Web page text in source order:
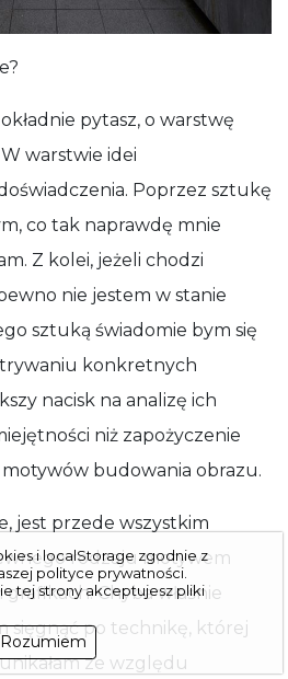
pytasz, o warstwę
warstwie idei
Poprzez sztukę
co tak naprawdę mnie
Z kolei, jeżeli chodzi
nie jestem w stanie
sztuką świadomie bym się
konkretnych
nacisk na analizę ich
niż zapożyczenie
budowania obrazu.
jest przede wszystkim
rodzaju motywem
Chyba właśnie
sięgnąć po technikę, której
ze względu
i localStorage zgodnie z
polityce prywatności
tej strony akceptujesz pliki
Rozumiem